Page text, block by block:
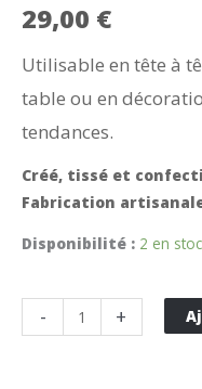
29,00 €
Utilisable en tête à
table ou en
tendances.
Créé, tissé et
Fabrication
Disponibilité : 2 en
-
de
+